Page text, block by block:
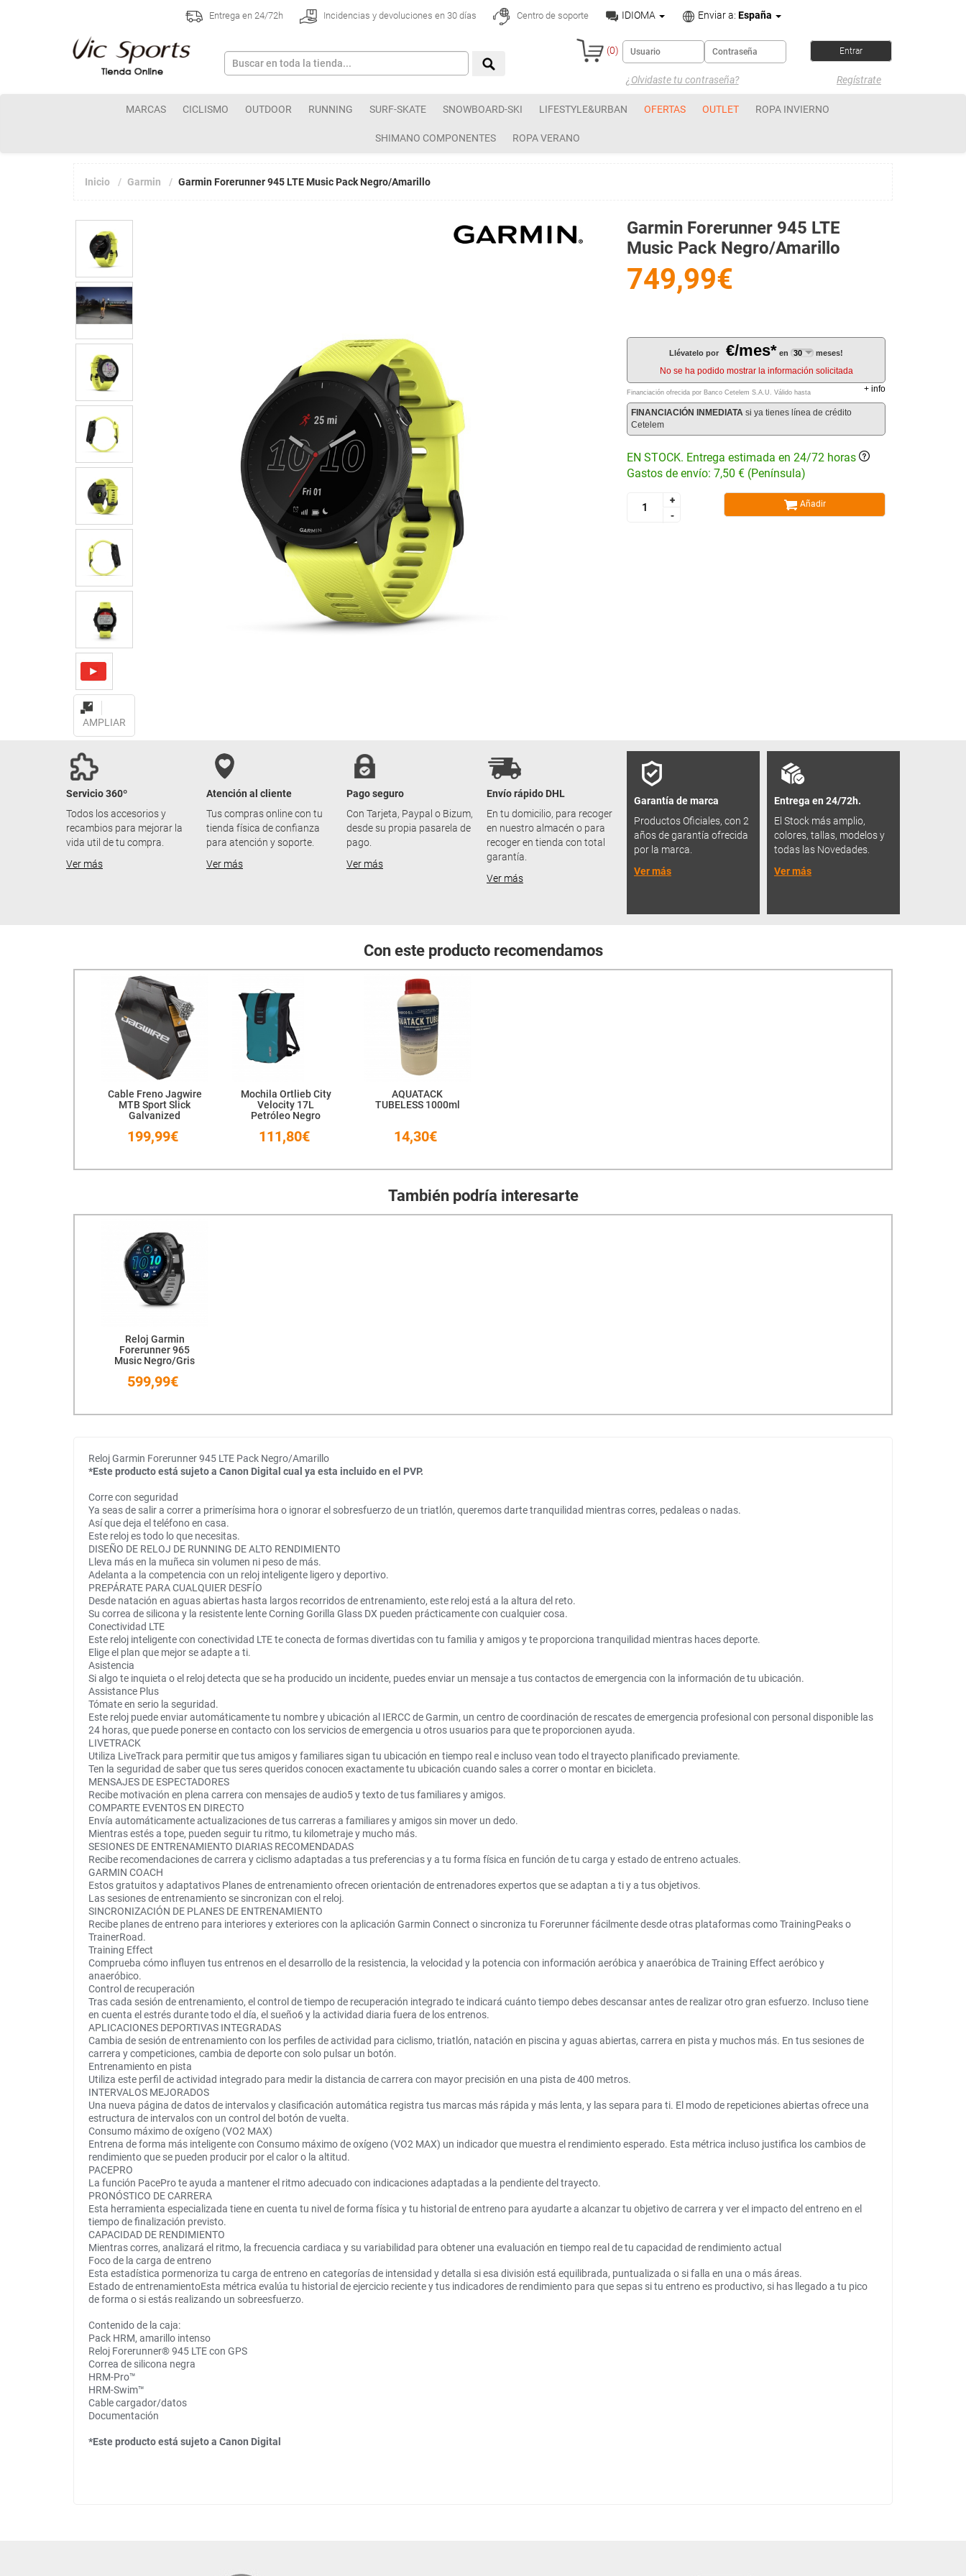
Entrega en 24/72h Incidencias y devoluciones en 30 días Centro de soporte IDIOMA Enviar a: España
(0)
¿Olvidaste tu contraseña? Regístrate
MARCAS CICLISMO OUTDOOR RUNNING SURF-SKATE SNOWBOARD-SKI LIFESTYLE&URBAN OFERTAS OUTLET ROPA INVIERNO
SHIMANO COMPONENTES ROPA VERANO
Inicio Garmin Garmin Forerunner 945 LTE Music Pack Negro/Amarillo
AMPLIAR
Garmin Forerunner 945 LTE
Music Pack Negro/Amarillo
749,99€
Llévatelo por €/mes* en meses!
No se ha podido mostrar la información solicitada
Financiación ofrecida por Banco Cetelem S.A.U. Válido hasta + info
FINANCIACIÓN INMEDIATA si ya tienes línea de crédito
Cetelem
EN STOCK. Entrega estimada en 24/72 horas
Gastos de envío: 7,50 € (Península)
+
-
+
-
Añadir
Servicio 360º
Todos los accesorios y
recambios para mejorar la
vida util de tu compra.
Ver más
Atención al cliente
Tus compras online con tu
tienda física de confianza
para atención y soporte.
Ver más
Pago seguro
Con Tarjeta, Paypal o Bizum,
desde su propia pasarela de
pago.
Ver más
Envío rápido DHL
En tu domicilio, para recoger
en nuestro almacén o para
recoger en tienda con total
garantía.
Ver más
Garantía de marca
Productos Oficiales, con 2
años de garantía ofrecida
por la marca.
Ver más
Entrega en 24/72h.
El Stock más amplio,
colores, tallas, modelos y
todas las Novedades.
Ver más
Con este producto recomendamos
Cable Freno Jagwire
MTB Sport Slick
Galvanized
Sram/Shimano
199,99€
Mochila Ortlieb City
Velocity 17L
Petróleo Negro
111,80€
AQUATACK
TUBELESS 1000ml
14,30€
También podría interesarte
Reloj Garmin
Forerunner 965
Music Negro/Gris
599,99€
Reloj Garmin Forerunner 945 LTE Pack Negro/Amarillo
*Este producto está sujeto a Canon Digital cual ya esta incluido en el PVP.
Corre con seguridad
Ya seas de salir a correr a primerísima hora o ignorar el sobresfuerzo de un triatlón, queremos darte tranquilidad mientras corres, pedaleas o nadas.
Así que deja el teléfono en casa.
Este reloj es todo lo que necesitas.
DISEÑO DE RELOJ DE RUNNING DE ALTO RENDIMIENTO
Lleva más en la muñeca sin volumen ni peso de más.
Adelanta a la competencia con un reloj inteligente ligero y deportivo.
PREPÁRATE PARA CUALQUIER DESFÍO
Desde natación en aguas abiertas hasta largos recorridos de entrenamiento, este reloj está a la altura del reto.
Su correa de silicona y la resistente lente Corning Gorilla Glass DX pueden prácticamente con cualquier cosa.
Conectividad LTE
Este reloj inteligente con conectividad LTE te conecta de formas divertidas con tu familia y amigos y te proporciona tranquilidad mientras haces deporte.
Elige el plan que mejor se adapte a ti.
Asistencia
Si algo te inquieta o el reloj detecta que se ha producido un incidente, puedes enviar un mensaje a tus contactos de emergencia con la información de tu ubicación.
Assistance Plus
Tómate en serio la seguridad.
Este reloj puede enviar automáticamente tu nombre y ubicación al IERCC de Garmin, un centro de coordinación de rescates de emergencia profesional con personal disponible las
24 horas, que puede ponerse en contacto con los servicios de emergencia u otros usuarios para que te proporcionen ayuda.
LIVETRACK
Utiliza LiveTrack para permitir que tus amigos y familiares sigan tu ubicación en tiempo real e incluso vean todo el trayecto planificado previamente.
Ten la seguridad de saber que tus seres queridos conocen exactamente tu ubicación cuando sales a correr o montar en bicicleta.
MENSAJES DE ESPECTADORES
Recibe motivación en plena carrera con mensajes de audio5 y texto de tus familiares y amigos.
COMPARTE EVENTOS EN DIRECTO
Envía automáticamente actualizaciones de tus carreras a familiares y amigos sin mover un dedo.
Mientras estés a tope, pueden seguir tu ritmo, tu kilometraje y mucho más.
SESIONES DE ENTRENAMIENTO DIARIAS RECOMENDADAS
Recibe recomendaciones de carrera y ciclismo adaptadas a tus preferencias y a tu forma física en función de tu carga y estado de entreno actuales.
GARMIN COACH
Estos gratuitos y adaptativos Planes de entrenamiento ofrecen orientación de entrenadores expertos que se adaptan a ti y a tus objetivos.
Las sesiones de entrenamiento se sincronizan con el reloj.
SINCRONIZACIÓN DE PLANES DE ENTRENAMIENTO
Recibe planes de entreno para interiores y exteriores con la aplicación Garmin Connect o sincroniza tu Forerunner fácilmente desde otras plataformas como TrainingPeaks o
TrainerRoad.
Training Effect
Comprueba cómo influyen tus entrenos en el desarrollo de la resistencia, la velocidad y la potencia con información aeróbica y anaeróbica de Training Effect aeróbico y
anaeróbico.
Control de recuperación
Tras cada sesión de entrenamiento, el control de tiempo de recuperación integrado te indicará cuánto tiempo debes descansar antes de realizar otro gran esfuerzo. Incluso tiene
en cuenta el estrés durante todo el día, el sueño6 y la actividad diaria fuera de los entrenos.
APLICACIONES DEPORTIVAS INTEGRADAS
Cambia de sesión de entrenamiento con los perfiles de actividad para ciclismo, triatlón, natación en piscina y aguas abiertas, carrera en pista y muchos más. En tus sesiones de
carrera y competiciones, cambia de deporte con solo pulsar un botón.
Entrenamiento en pista
Utiliza este perfil de actividad integrado para medir la distancia de carrera con mayor precisión en una pista de 400 metros.
INTERVALOS MEJORADOS
Una nueva página de datos de intervalos y clasificación automática registra tus marcas más rápida y más lenta, y las separa para ti. El modo de repeticiones abiertas ofrece una
estructura de intervalos con un control del botón de vuelta.
Consumo máximo de oxígeno (VO2 MAX)
Entrena de forma más inteligente con Consumo máximo de oxígeno (VO2 MAX) un indicador que muestra el rendimiento esperado. Esta métrica incluso justifica los cambios de
rendimiento que se pueden producir por el calor o la altitud.
PACEPRO
La función PacePro te ayuda a mantener el ritmo adecuado con indicaciones adaptadas a la pendiente del trayecto.
PRONÓSTICO DE CARRERA
Esta herramienta especializada tiene en cuenta tu nivel de forma física y tu historial de entreno para ayudarte a alcanzar tu objetivo de carrera y ver el impacto del entreno en el
tiempo de finalización previsto.
CAPACIDAD DE RENDIMIENTO
Mientras corres, analizará el ritmo, la frecuencia cardiaca y su variabilidad para obtener una evaluación en tiempo real de tu capacidad de rendimiento actual
Foco de la carga de entreno
Esta estadística pormenoriza tu carga de entreno en categorías de intensidad y detalla si esa división está equilibrada, puntualizada o si falla en una o más áreas.
Estado de entrenamientoEsta métrica evalúa tu historial de ejercicio reciente y tus indicadores de rendimiento para que sepas si tu entreno es productivo, si has llegado a tu pico
de forma o si estás realizando un sobreesfuerzo.
Contenido de la caja:
Pack HRM, amarillo intenso
Reloj Forerunner® 945 LTE con GPS
Correa de silicona negra
HRM-Pro™
HRM-Swim™
Cable cargador/datos
Documentación
*Este producto está sujeto a Canon Digital